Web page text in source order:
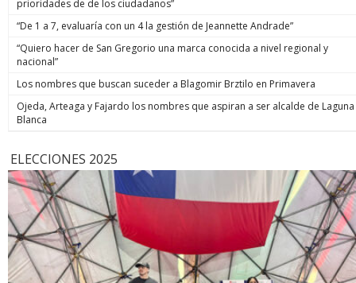
prioridades de de los ciudadanos”
“De 1 a 7, evaluaría con un 4 la gestión de Jeannette Andrade”
“Quiero hacer de San Gregorio una marca conocida a nivel regional y
nacional”
Los nombres que buscan suceder a Blagomir Brztilo en Primavera
Ojeda, Arteaga y Fajardo los nombres que aspiran a ser alcalde de Laguna
Blanca
ELECCIONES 2025